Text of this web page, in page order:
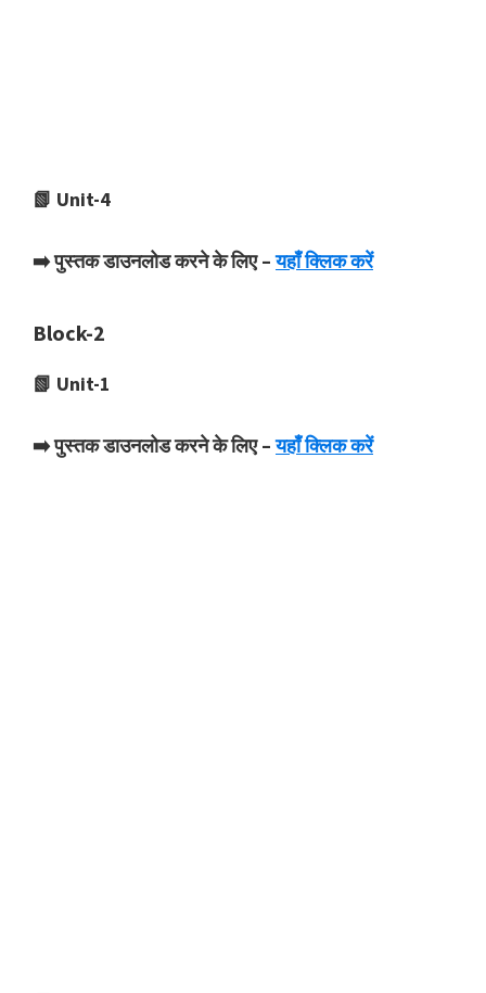
📗 Unit-4
➡️ पुस्तक डाउनलोड करने के लिए –यहाँ क्लिक करें
Block-2
📗 Unit-1
➡️ पुस्तक डाउनलोड करने के लिए –यहाँ क्लिक करें